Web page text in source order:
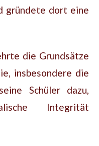
gründete dort eine
die Grundsätze
insbesondere die
Schüler dazu,
Integrität